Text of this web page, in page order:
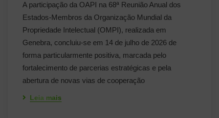
A participação da OAPI na 68ª Reunião Anual dos
Estados-Membros da Organização Mundial da
Propriedade Intelectual (OMPI), realizada em
Genebra, concluiu-se em 14 de julho de 2026 de
forma particularmente positiva, marcada pelo
fortalecimento de parcerias estratégicas e pela
abertura de novas vias de cooperação
Leia mais